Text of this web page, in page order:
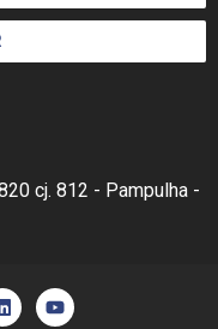
cj. 812 - Pampulha -
L
i
n
Y
o
u